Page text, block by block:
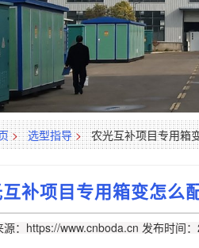
> 选型指导 > 农光互补项目专用箱
补项目专用箱变怎么
源：https://www.cnboda.cn 发布时间